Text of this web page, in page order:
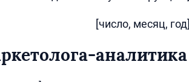
[число, месяц, год]
аналитика